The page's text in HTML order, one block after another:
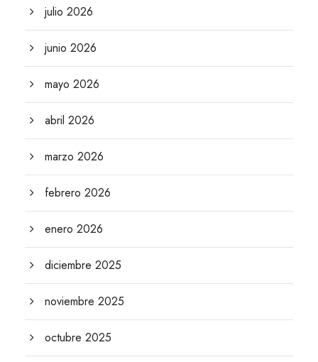
julio 2026
junio 2026
mayo 2026
abril 2026
marzo 2026
febrero 2026
enero 2026
diciembre 2025
noviembre 2025
octubre 2025